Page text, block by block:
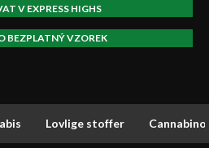
V EXPRESS HIGHS
BEZPLATNÝ VZOREK
Lovlige stoffer